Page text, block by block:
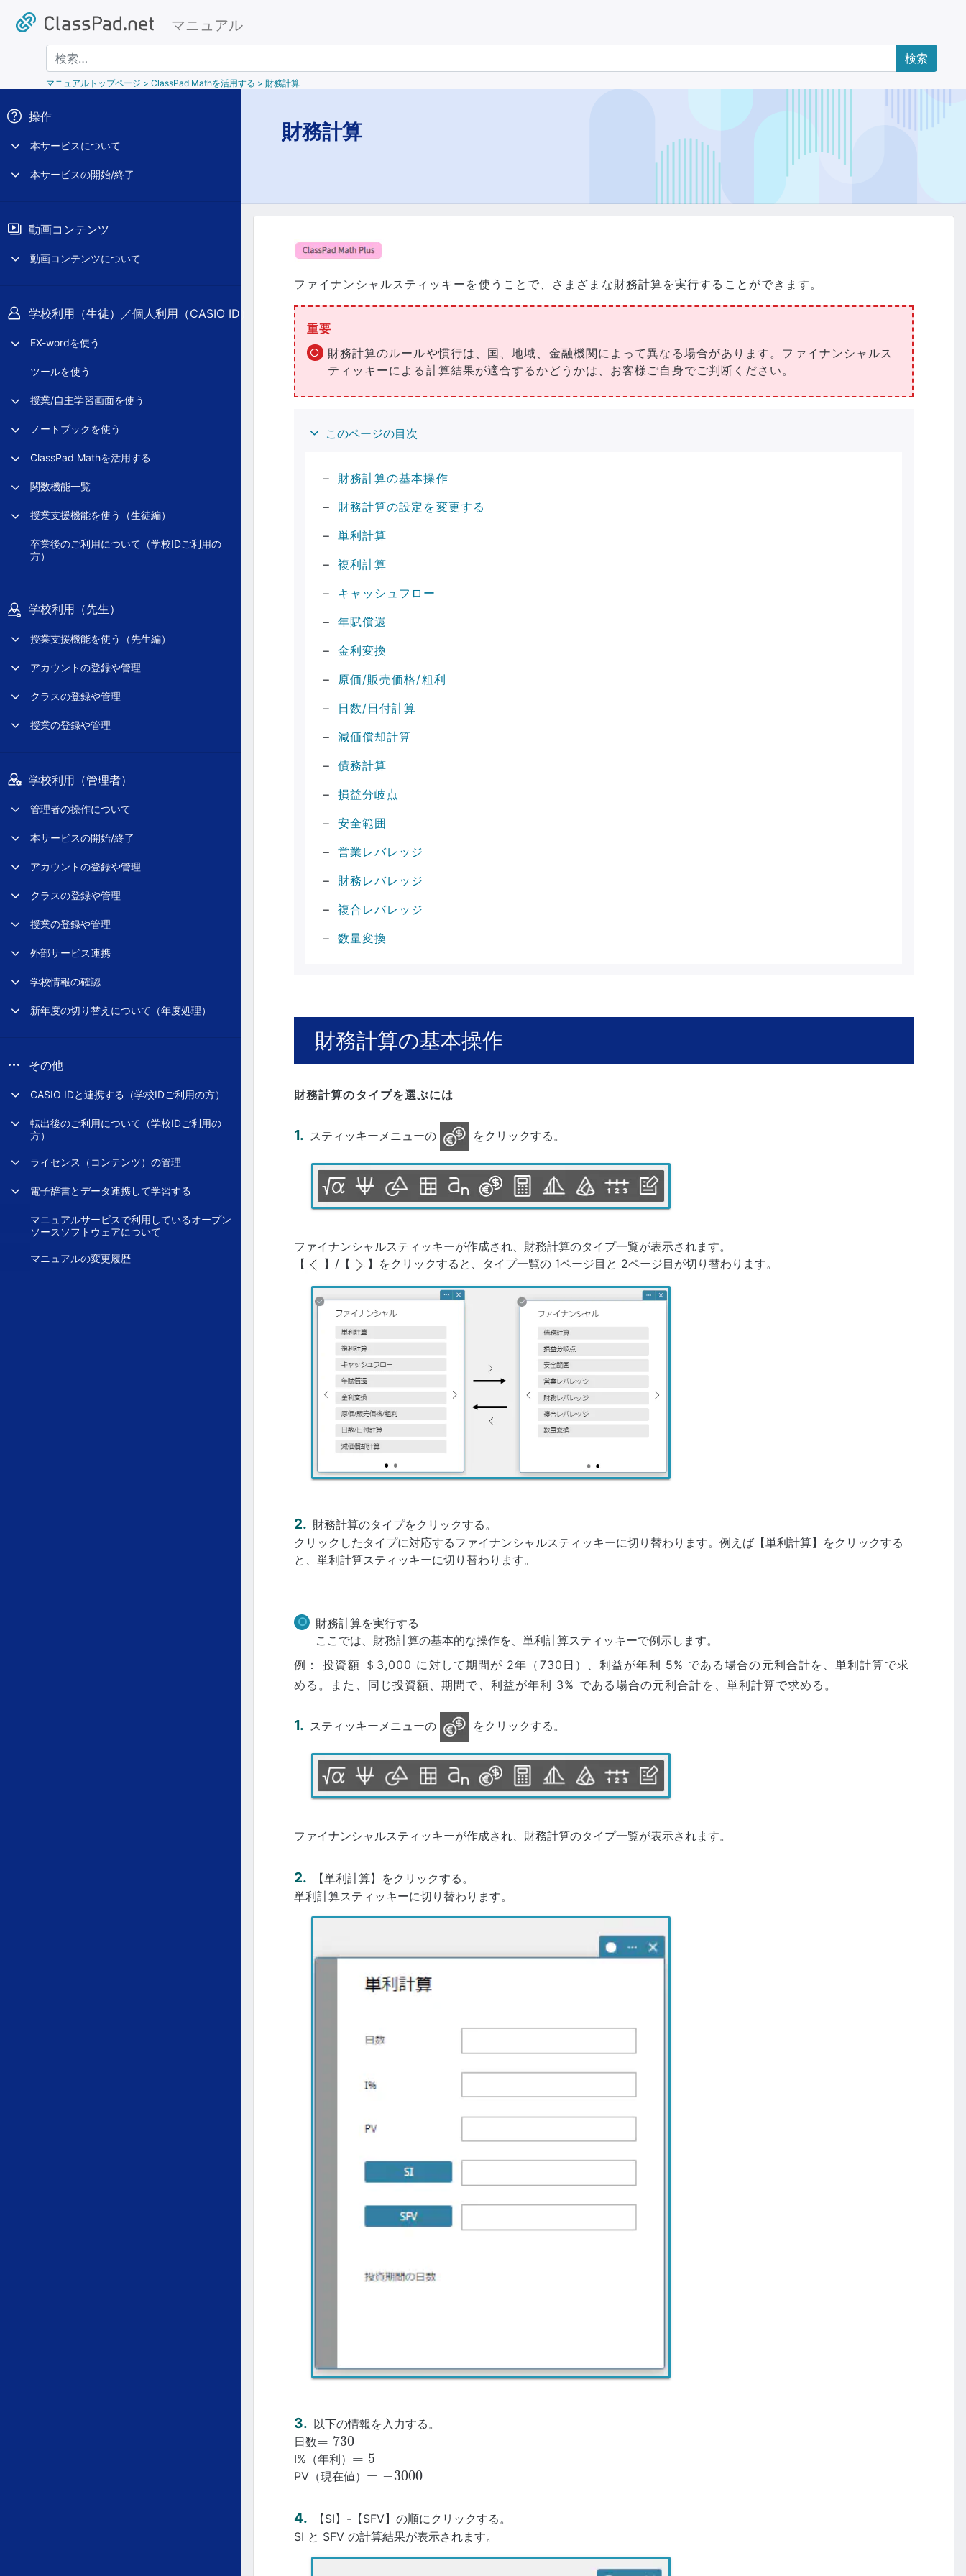
マニュアル
検索
マニュアルトップページ > ClassPad Mathを活用する > 財務計算
操作
本サービスについて
本サービスの開始/終了
動画コンテンツ
動画コンテンツについて
学校利用（生徒）／個人利用（CASIO ID）
EX-wordを使う
ツールを使う
授業/自主学習画面を使う
ノートブックを使う
ClassPad Mathを活用する
関数機能一覧
授業支援機能を使う（生徒編）
卒業後のご利用について（学校IDご利用の
方）
学校利用（先生）
授業支援機能を使う（先生編）
アカウントの登録や管理
クラスの登録や管理
授業の登録や管理
学校利用（管理者）
管理者の操作について
本サービスの開始/終了
アカウントの登録や管理
クラスの登録や管理
授業の登録や管理
外部サービス連携
学校情報の確認
新年度の切り替えについて（年度処理）
その他
CASIO IDと連携する（学校IDご利用の方）
転出後のご利用について（学校IDご利用の
方）
ライセンス（コンテンツ）の管理
電子辞書とデータ連携して学習する
マニュアルサービスで利用しているオープン
ソースソフトウェアについて
マニュアルの変更履歴
財務計算
ファイナンシャルスティッキーを使うことで、さまざまな財務計算を実行することができます。
重要
財務計算のルールや慣行は、国、地域、金融機関によって異なる場合があります。ファイナンシャルス
ティッキーによる計算結果が適合するかどうかは、お客様ご自身でご判断ください。
このページの目次
財務計算の基本操作
財務計算の設定を変更する
単利計算
複利計算
キャッシュフロー
年賦償還
金利変換
原価/販売価格/粗利
日数/日付計算
減価償却計算
債務計算
損益分岐点
安全範囲
営業レバレッジ
財務レバレッジ
複合レバレッジ
数量変換
財務計算の基本操作
財務計算のタイプを選ぶには
スティッキーメニューの をクリックする。
ファイナンシャルスティッキーが作成され、財務計算のタイプ一覧が表示されます。
【
】/【 】をクリックすると、タイプ一覧の 1ページ目と 2ページ目が切り替わります。
財務計算のタイプをクリックする。
クリックしたタイプに対応するファイナンシャルスティッキーに切り替わります。例えば【単利計算】をクリックする
と、単利計算スティッキーに切り替わります。
財務計算を実行する
ここでは、財務計算の基本的な操作を、単利計算スティッキーで例示します。
例： 投資額 ＄3,000 に対して期間が 2年（730日）、利益が年利 5% である場合の元利合計を、単利計算で求
める。また、同じ投資額、期間で、利益が年利 3% である場合の元利合計を、単利計算で求める。
スティッキーメニューの をクリックする。
ファイナンシャルスティッキーが作成され、財務計算のタイプ一覧が表示されます。
【単利計算】をクリックする。
単利計算スティッキーに切り替わります。
以下の情報を入力する。
日数= 730
=730
I%（年利） = 5
=5
PV（現在値） = −3000
=− 3000
【SI】-【SFV】の順にクリックする。
SI と SFV の計算結果が表示されます。